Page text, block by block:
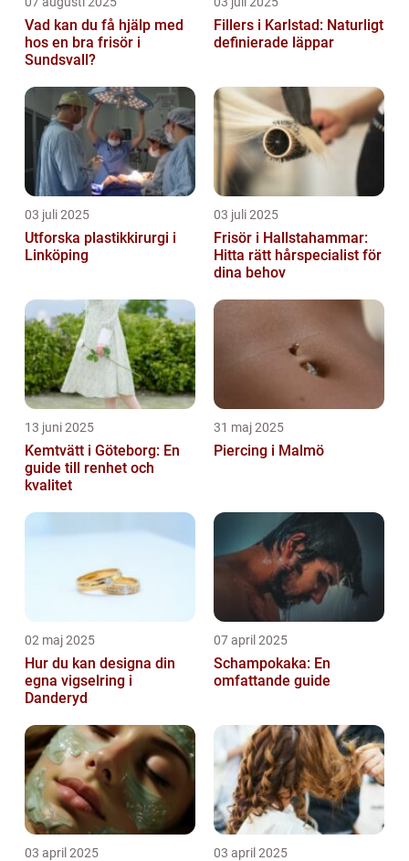
Vad kan du få hjälp med
hos en bra frisör i
Sundsvall?
Fillers i Karlstad: Naturligt
definierade läppar
03 juli 2025
Utforska plastikkirurgi i
Linköping
03 juli 2025
Frisör i Hallstahammar:
Hitta rätt hårspecialist för
dina behov
13 juni 2025
Kemtvätt i Göteborg: En
guide till renhet och
kvalitet
31 maj 2025
Piercing i Malmö
02 maj 2025
Hur du kan designa din
egna vigselring i
Danderyd
07 april 2025
Schampokaka: En
omfattande guide
03 april 2025 03 april 2025